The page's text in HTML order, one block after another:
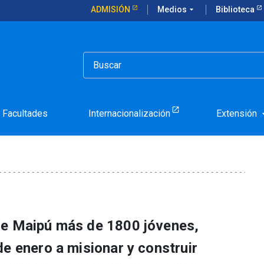
ADMISIÓN Medios arrow_drop_down Biblioteca
Facultades Internacionalización Extensión
y Capilla País ya están
Maipú más de 1800 jóvenes,
enero a misionar y construir